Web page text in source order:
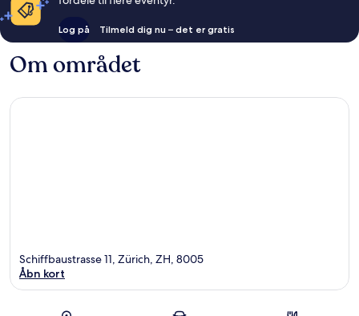
Log på Tilmeld dig nu – det er gratis
Om området
Schiffbaustrasse 11, Zürich, ZH, 8005
Åbn kort